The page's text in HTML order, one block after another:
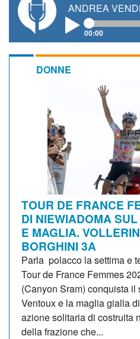
ANDREA VENDRAME,
00:00
DONNE
TOUR DE FRANCE
DI NIEWIADOMA
E MAGLIA.
BORGHINI 3A
Parla polacco la settima e
Tour de France Femmes
(Canyon Sram) conquista il
Ventoux e la maglia gialla
azione solitaria di costruita
della frazione che...